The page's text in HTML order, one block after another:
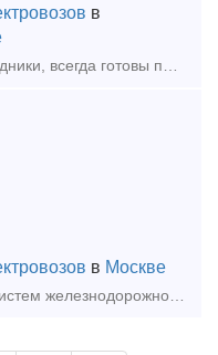
в
Компания "Техсервис" и её сотрудники, всегда готовы помочь в сложной ситуации связанной с поиском, и выбором комплектующих, запасных частей, узлов и агрегатов для тягового и подвижного состава (ТПС).
в Москве